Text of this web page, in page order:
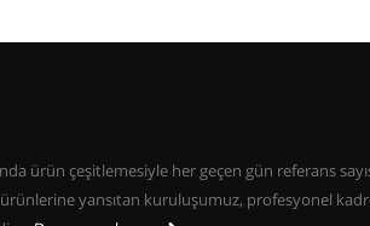
ürün çeşitlemesiyle her geçen gün referans
yansıtan kuruluşumuz, profesyonel